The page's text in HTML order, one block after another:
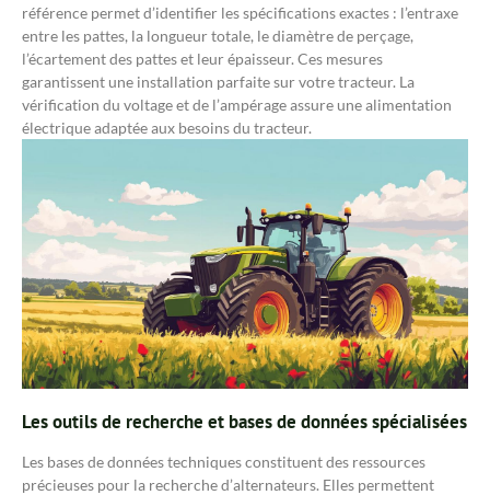
référence permet d’identifier les spécifications exactes : l’entraxe
entre les pattes, la longueur totale, le diamètre de perçage,
l’écartement des pattes et leur épaisseur. Ces mesures
garantissent une installation parfaite sur votre tracteur. La
vérification du voltage et de l’ampérage assure une alimentation
électrique adaptée aux besoins du tracteur.
Les outils de recherche et bases de données spécialisées
Les bases de données techniques constituent des ressources
précieuses pour la recherche d’alternateurs. Elles permettent